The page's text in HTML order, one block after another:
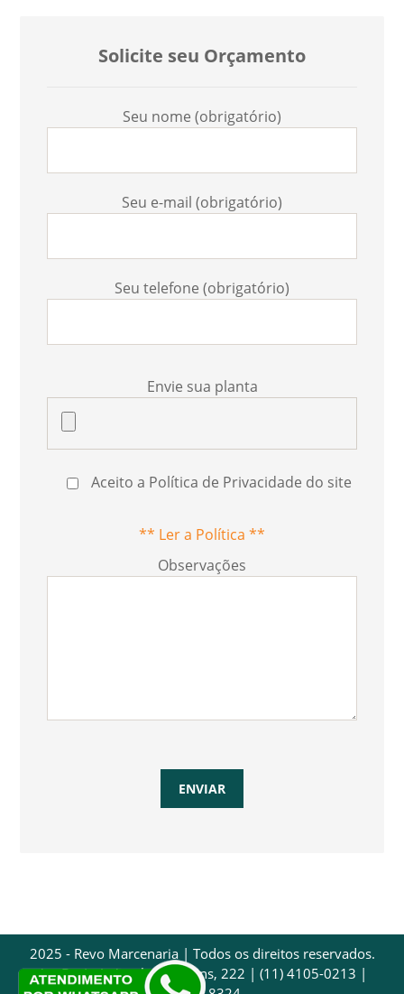
Solicite seu Orçamento
Seu nome (obrigatório)
Seu e-mail (obrigatório)
Seu telefone (obrigatório)
Envie sua planta
Aceito a Política de Privacidade do site
** Ler a Política **
Observações
2025 - Revo Marcenaria | Todos os direitos reservados.
Av. Dr. Luís Arrobas Martins, 222 | (11) 4105-0213 |